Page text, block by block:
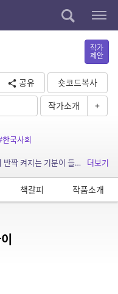
작가
제안
공유
숏코드복사
작가소개 +
국사회
소개: 예쁘다는 말을 들으면 내 위에 조명이 반짝 켜지는 기분이 들었다. 나는 그 조명을 꺼트리고 싶지 않았다.
더보기
책갈피 작품소개